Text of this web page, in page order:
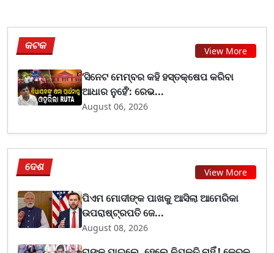
କଟକ View More
‘ସିନେଟ ମେମ୍ବର କହି ହସ୍ତକ୍ଷେପ କରିବା
ଆଧାର ନୁହେଁ’: ରେଭ...
August 06, 2026
ଦେଶ View More
ପିଏମ ମୋଦୀଙ୍କ ପାଖକୁ ଆସିଲା ଆମେରିକା
ଉପରାଷ୍ଟ୍ରପତି ଜେ...
August 08, 2026